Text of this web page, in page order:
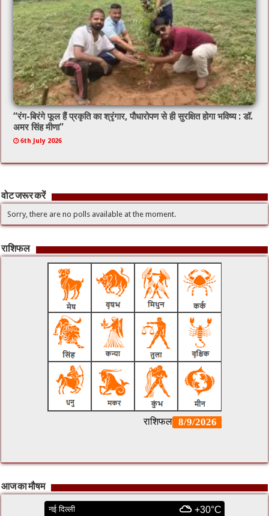
“रंग-बिरंगे फूल हैं प्रकृति का श्रृंगार, पौधारोपण से ही सुरक्षित होगा भविष्य : डॉ.
अमर सिंह मीणा”
6th July 2026
वोट जरूर करें
Sorry, there are no polls available at the moment.
राशिफल
आज का मौषम
नई दिल्ली +30°C